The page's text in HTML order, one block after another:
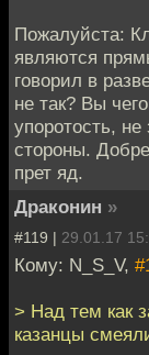
Пожалуйста:
являются
говорил в
не так? Вы
упоротость,
стороны.
прет яд.
Драконин »
#119 | 29.01.17
Кому: N_S_V,
> Над тем как
казанцы